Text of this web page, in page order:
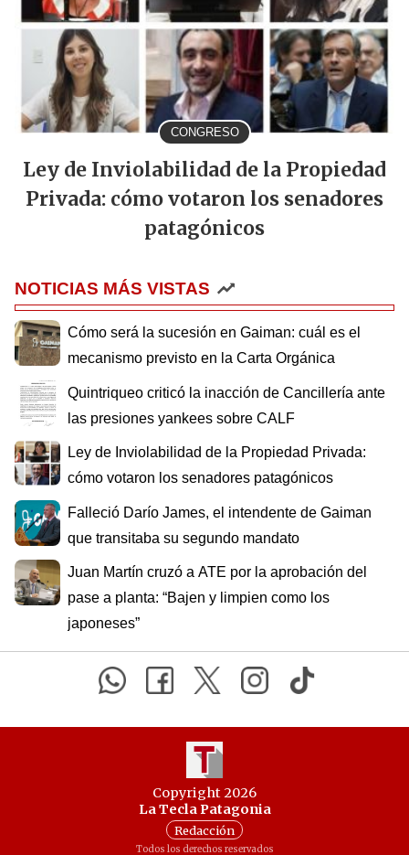
CONGRESO
Ley de Inviolabilidad de la Propiedad
Privada: cómo votaron los senadores
patagónicos
NOTICIAS MÁS VISTAS
Cómo será la sucesión en Gaiman: cuál es el
mecanismo previsto en la Carta Orgánica
Quintriqueo criticó la inacción de Cancillería ante
las presiones yankees sobre CALF
Ley de Inviolabilidad de la Propiedad Privada:
cómo votaron los senadores patagónicos
Falleció Darío James, el intendente de Gaiman
que transitaba su segundo mandato
Juan Martín cruzó a ATE por la aprobación del
pase a planta: “Bajen y limpien como los
japoneses”
Copyright 2026
La Tecla Patagonia
Redacción
Todos los derechos reservados